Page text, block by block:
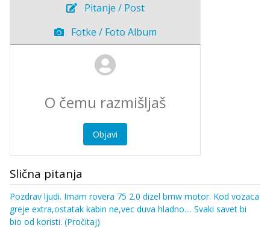
Pitanje / Post
Fotke / Foto Album
Objavi
Slična pitanja
Pozdrav ljudi. Imam rovera 75 2.0 dizel bmw motor. Kod vozaca
greje extra,ostatak kabin ne,vec duva hladno.... Svaki savet bi
bio od koristi. (Pročitaj)